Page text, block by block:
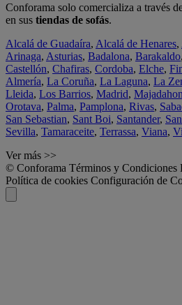
Conforama solo comercializa a través
en sus tiendas de sofás.
Alcalá de Guadaíra, Alcalá de Henares,
Arinaga, Asturias, Badalona, Barakaldo,
Castellón, Chafiras, Cordoba, Elche,
Almería, La Coruña, La Laguna, La
Lleida, Los Barrios, Madrid,
Orotava, Palma, Pamplona, Rivas,
San Sebastian, Sant Boi, Santander,
Sevilla, Tamaraceite, Terrassa, Viana,
Ver más >>
© Conforama Términos y Condiciones
Política de cookies Configuración de